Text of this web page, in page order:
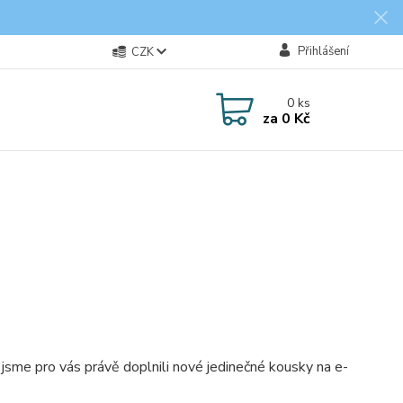
CZK Přihlášení
0ks
za 0 Kč
pro vás právě doplnili nové jedinečné kousky na e-